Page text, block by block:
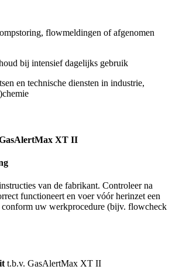
flowmeldingen of afgenomen
bij intensief dagelijks gebruik
en technische diensten in industrie,
XT II
van de fabrikant. Controleer na
functioneert en voer vóór herinzet een
uw werkprocedure (bijv. flowcheck
t.b.v. GasAlertMax XT II